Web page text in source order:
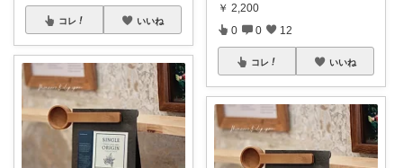
コレ いいね
￥ 2,200
0 0 12
コレ いいね